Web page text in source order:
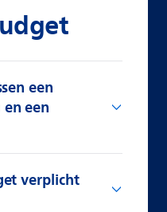
een
een
verplicht